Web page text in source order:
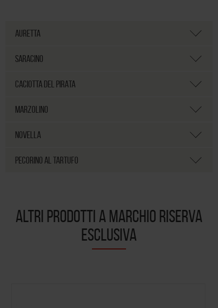
AURETTA
SARACINO
CACIOTTA DEL PIRATA
MARZOLINO
NOVELLA
PECORINO AL TARTUFO
ALTRI PRODOTTI A MARCHIO RISERVA
ESCLUSIVA